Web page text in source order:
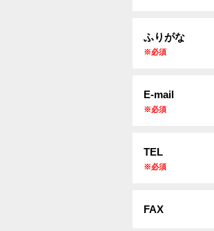
ふりがな
※必須
E-mail
※必須
TEL
※必須
FAX